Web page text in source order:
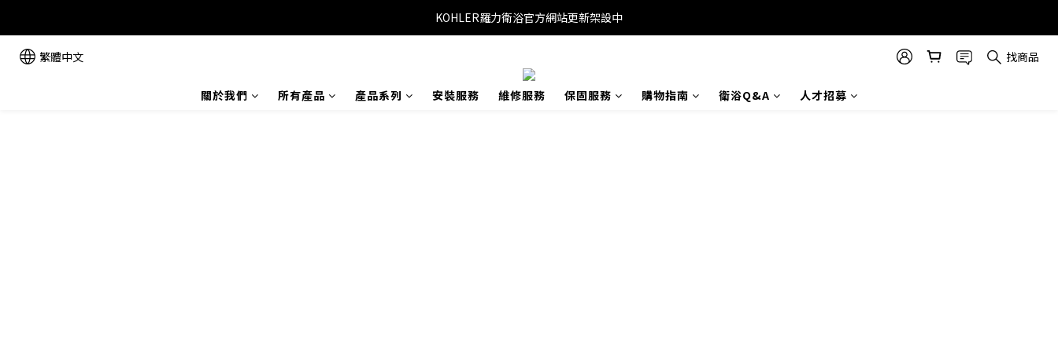
KOHLER羅力衛浴官方網站更新架設中
繁體中文 找商品
關於我們 所有產品 產品系列 安裝服務 維修服務 保固服務 購物指南 衛浴Q&A 人才招募